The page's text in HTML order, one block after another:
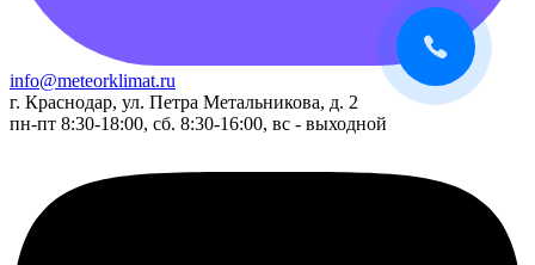
info@meteorklimat.ru
г. Краснодар, ул. Петра Метальникова, д. 2
пн-пт 8:30-18:00, сб. 8:30-16:00, вс - выходной